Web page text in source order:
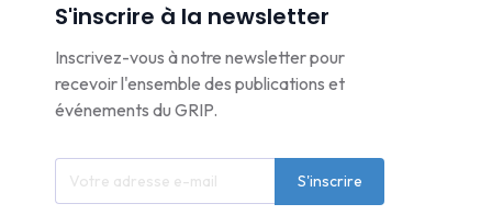
S'inscrire à la newsletter
Inscrivez-vous à notre newsletter pour
recevoir l'ensemble des publications et
événements du GRIP.
S'inscrire